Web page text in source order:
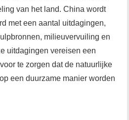
van het land. China wordt
met een aantal uitdagingen,
milieuvervuiling en
uitdagingen vereisen een
te zorgen dat de natuurlijke
een duurzame manier worden